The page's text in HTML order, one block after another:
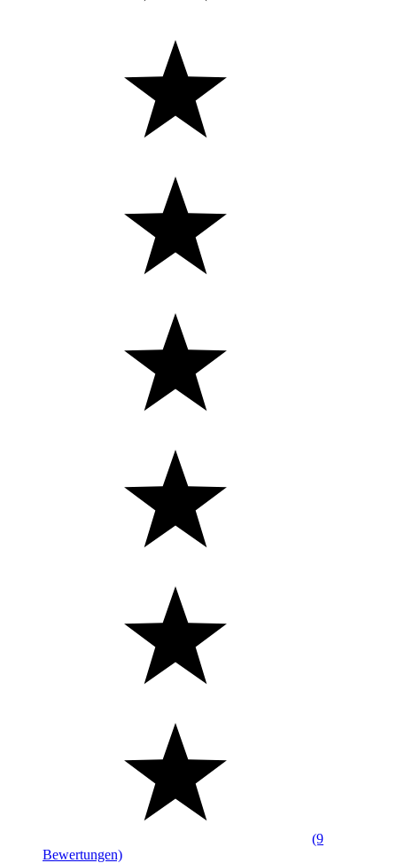
(9
Bewertungen)